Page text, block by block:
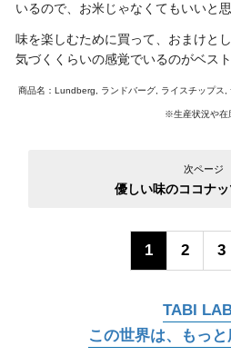
いるので、お米じゃなくてもいいと
味を楽しむために買って、おまけと
気づくくらいの感覚でいるのがベスト
商品名：Lundberg, ランドバーグ, ライスチップス
※生産状況や在
次ページ
優しい味のココナ
1 2 3
TABI
この世界は、もっと